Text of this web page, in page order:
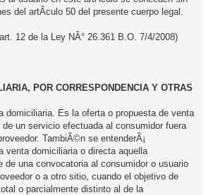
del artÃ­culo 50 del presente cuerpo legal.
12 de la Ley NÂ° 26.361 B.O. 7/4/2008)
POR CORRESPONDENCIA Y OTRAS
domiciliaria. Es la oferta o propuesta de venta
de un servicio efectuada al consumidor fuera
TambiÃ©n se entenderÃ¡
venta domiciliaria o directa aquella
de una convocatoria al consumidor o usuario
o a otro sitio, cuando el objetivo de
o parcialmente distinto al de la